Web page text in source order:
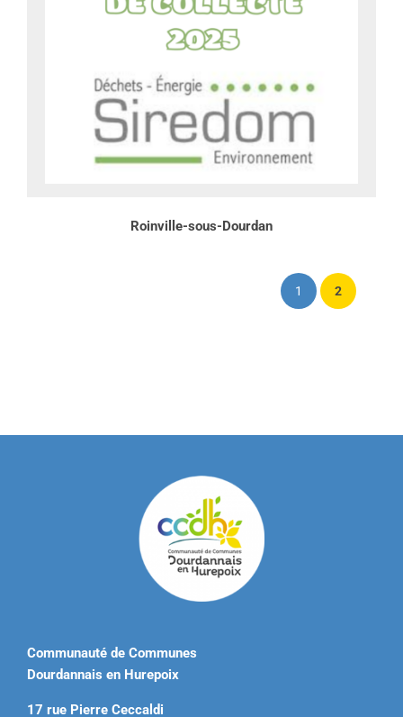
Roinville-sous-Dourdan
1 2
Communauté de Communes
Dourdannais en Hurepoix
17 rue Pierre Ceccaldi